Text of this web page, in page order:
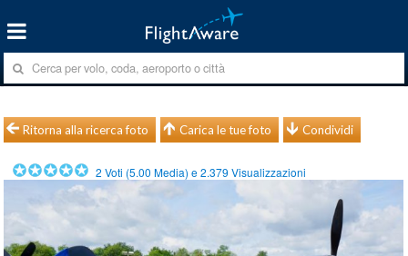
Ritorna alla ricerca foto Carica le tue foto Condividi
2 Voti (5.00 Media) e2.379 Visualizzazioni